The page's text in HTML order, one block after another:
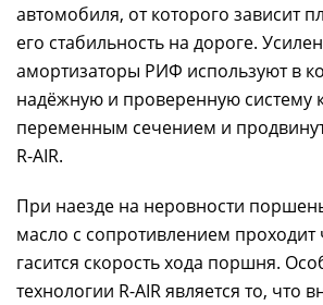
автомобиля, от которого зависит
его стабильность на дороге.
амортизаторы РИФ используют в
надёжную и проверенную систему
переменным сечением и
R-AIR.
При наезде на неровности
масло с сопротивлением проходит
гасится скорость хода поршня.
технологии R-AIR является то, что